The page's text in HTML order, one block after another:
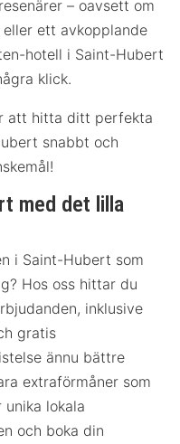
– oavsett om
eller ett avkopplande
hotell i Saint-Hubert
klick.
att hitta ditt perfekta
snabbt och
med det lilla
i Saint-Hubert som
Hos oss hittar du
inklusive
gratis
ännu bättre
extraförmåner som
lokala
och boka din